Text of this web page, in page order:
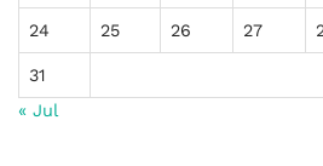
24 25 26 27
31
« Jul